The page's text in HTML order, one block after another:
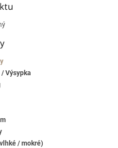
Výsypka
/ mokré)